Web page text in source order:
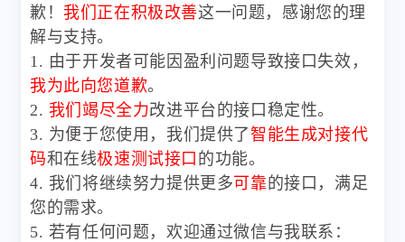
歉！ 我们正在积极改善这一问题，感谢您的理
解与支持。
1. 由于开发者可能因盈利问题导致接口失效，
我为此向您道歉。
2. 我们竭尽全力改进平台的接口稳定性。
3. 为便于您使用，我们提供了智能生成对接代
码和在线极速测试接口 的功能。
4. 我们将继续努力提供更多可靠的接口，满足
您的需求。
5. 若有任何问题，欢迎通过微信与我联系：